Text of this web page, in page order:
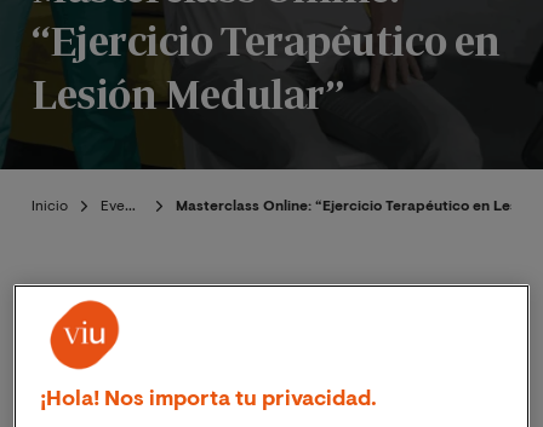
“Ejercicio Terapéutico en
Lesión Medular”
Inicio Eventos Masterclass Online: “Ejercicio Terapéutico en Lesión
¡Hola! Nos importa tu privacidad.